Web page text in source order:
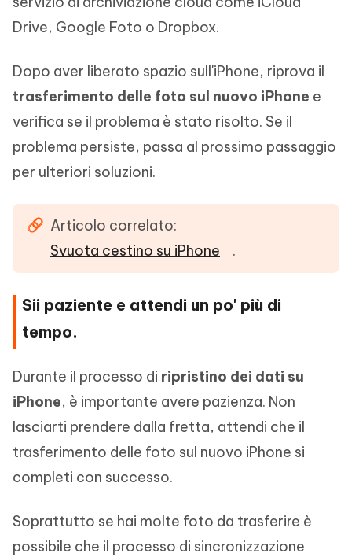
Drive, Google Foto o Dropbox.
Dopo aver liberato spazio sull'iPhone, riprova il
trasferimento delle foto sul nuovo iPhone e
verifica se il problema è stato risolto. Se il
problema persiste, passa al prossimo passaggio
per ulteriori soluzioni.
Articolo correlato:
Svuota cestino su iPhone
.
Sii paziente e attendi un po' più di
tempo.
Durante il processo di ripristino dei dati su
iPhone, è importante avere pazienza. Non
lasciarti prendere dalla fretta, attendi che il
trasferimento delle foto sul nuovo iPhone si
completi con successo.
Soprattutto se hai molte foto da trasferire è
possibile che il processo di sincronizzazione